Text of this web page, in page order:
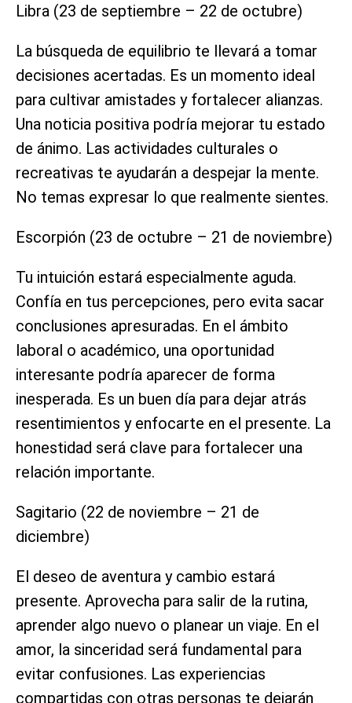
Libra (23 de septiembre – 22 de octubre)
La búsqueda de equilibrio te llevará a tomar
decisiones acertadas. Es un momento ideal
para cultivar amistades y fortalecer alianzas.
Una noticia positiva podría mejorar tu estado
de ánimo. Las actividades culturales o
recreativas te ayudarán a despejar la mente.
No temas expresar lo que realmente sientes.
Escorpión (23 de octubre – 21 de noviembre)
Tu intuición estará especialmente aguda.
Confía en tus percepciones, pero evita sacar
conclusiones apresuradas. En el ámbito
laboral o académico, una oportunidad
interesante podría aparecer de forma
inesperada. Es un buen día para dejar atrás
resentimientos y enfocarte en el presente. La
honestidad será clave para fortalecer una
relación importante.
Sagitario (22 de noviembre – 21 de
diciembre)
El deseo de aventura y cambio estará
presente. Aprovecha para salir de la rutina,
aprender algo nuevo o planear un viaje. En el
amor, la sinceridad será fundamental para
evitar confusiones. Las experiencias
compartidas con otras personas te dejarán